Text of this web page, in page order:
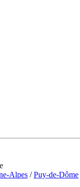
Alpes /Puy-de-Dôme